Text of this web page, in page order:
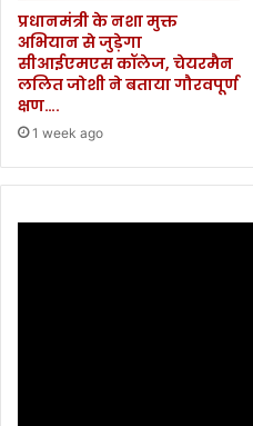
प्रधानमंत्री के नशा मुक्त
अभियान से जुड़ेगा
सीआईएमएस कॉलेज, चेयरमैन
ललित जोशी ने बताया गौरवपूर्ण
क्षण….
1 week ago